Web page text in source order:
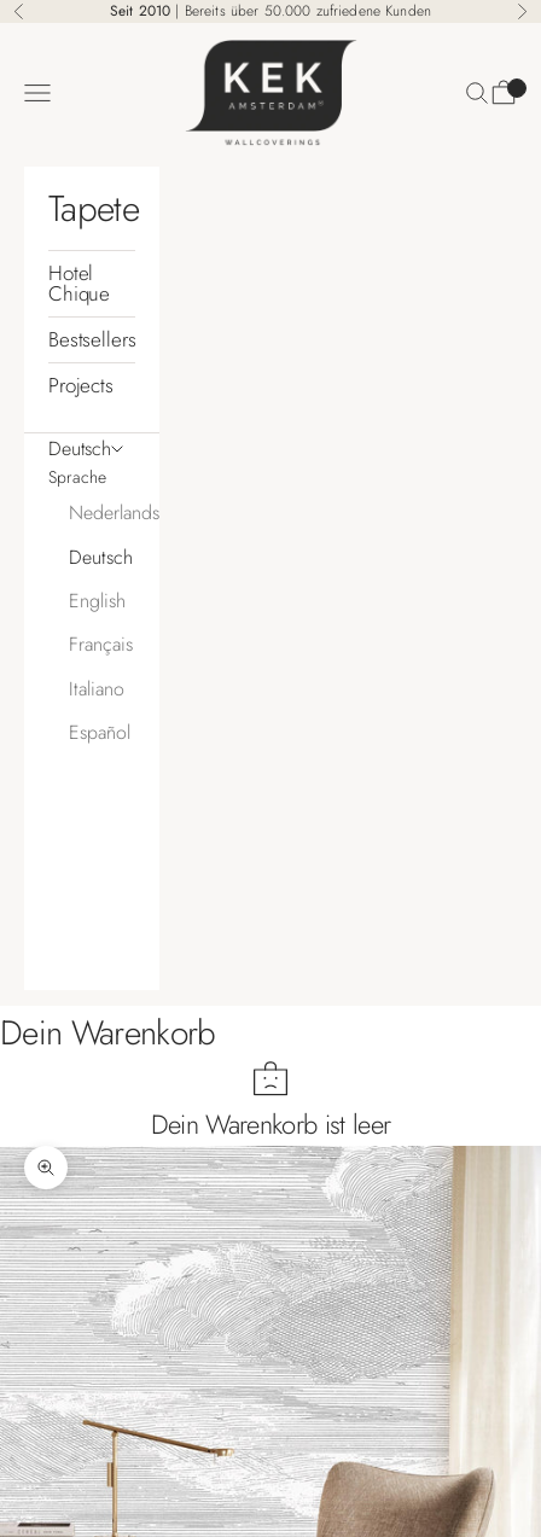
Zum Inhalt springen
Zurück Seit 2010 | Bereits über 50.000 zufriedene Kunden
KEK Amsterdam
Menü Suchen
Tapete
Hotel
Chique
Bestsellers
Projects
Deutsch
Sprache
Nederlands
Deutsch
English
Français
Italiano
Español
Dein Warenkorb
Dein Warenkorb ist leer
Bild vergrößern